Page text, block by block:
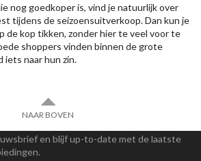
nog goedkoper is, vind je natuurlijk over
tijdens de seizoensuitverkoop. Dan kun je
de kop tikken, zonder hier te veel voor te
shoppers vinden binnen de grote
iets naar hun zin.
NAAR BOVEN
en blijf up-to-date met de laatste